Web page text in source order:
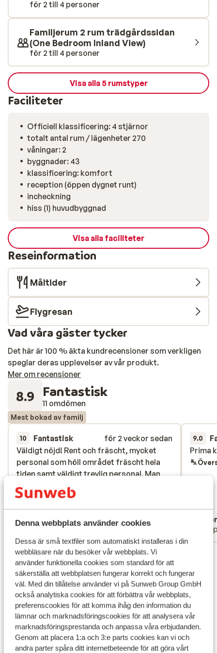
Denna webbplats använder cookies
Dessa är små textfiler som automatiskt installeras i din
webbläsare när du besöker vår webbplats. Vi
använder funktionella cookies som standard för att
säkerställa att webbplatsen fungerar korrekt och fungerar
väl. Med din tillåtelse använder vi på Sunweb Group GmbH
också analytiska cookies för att förbättra vår webbplats,
preferenscookies för att komma ihåg den information du
lämnar och marknadsföringscookies för att analysera vår
marknadsföringsprestanda och anpassa våra erbjudanden.
Genom att placera 1:a och 3:e parts cookies kan vi och
andra parter spåra ditt internetbeteende för att göra vårt
traditionella tavernor. Ayia Napas livliga centrum ligger
cirka 20 minuters promenad bort och bjuder på ett
pulserande nattliv, shopping och den välkända
hamnpromenaden. Här bor du i en lugn omgivning, med
allt du behöver inom bekvämt räckhåll.
för 2 till 4 personer
Familjerum 2 rum trädgårdssidan
(One Bedroom Inland View)
för 2 till 4 personer
Visa alla 5 rumstyper
Faciliteter
Officiell klassificering: 4 stjärnor
totalt antal rum / lägenheter 270
våningar: 2
byggnader: 43
klassificering: komfort
reception (öppen dygnet runt)
incheckning
hiss (1) huvudbyggnad
Visa alla faciliteter
Reseinformation
Måltider
Flygresan
Vad våra gäster tycker
Det här är 100 % äkta kundrecensioner som verkligen
speglar deras upplevelser av vår produkt.
Mer om recensioner
8.9 Fantastisk
11 omdömen
Mest bokad av familj
10 Fantastisk
för 2 veckor sedan
Väldigt nöjd! Rent och fräscht, mycket
personal som höll området fräscht hela
tiden samt väldigt trevlig personal. Man
hade allt man behövde på samma plats.
God mat som varierades varje kväll med
olika teman.
Väldigt nöjd! Rent och fräscht, mycket
personal som höll området fräscht hela
tiden samt väldigt trevlig personal. Man
hade allt man behövde på samma plats.
God mat som varierades varje kväll med
olika teman.
Anonym
Partner
9.0
Prima
Prima
Visa alla 11 omdömen
Läge
Visa på karta